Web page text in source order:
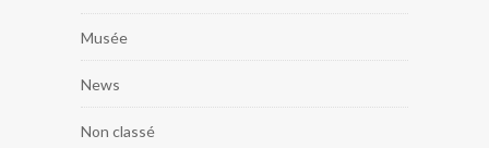
Musée
News
Non classé